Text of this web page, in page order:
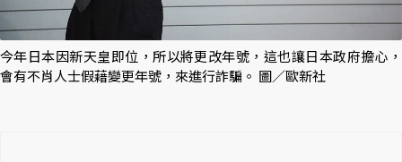
今年日本因新天皇即位，所以將更改年號，這也讓日本政府擔心，
會有不肖人士假藉變更年號，來進行詐騙。 圖／歐新社